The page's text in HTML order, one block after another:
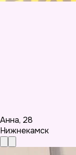
Анна, 28
Нижнекамск